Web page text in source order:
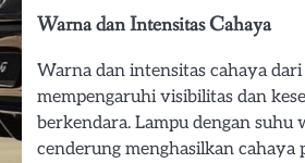
Warna dan Intensitas Cahaya
Warna dan intensitas cahaya
mempengaruhi visibilitas dan
berkendara. Lampu dengan suhu
cenderung menghasilkan cahaya